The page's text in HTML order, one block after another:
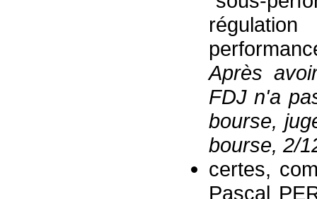
Après
FDJ n'a
bourse,
bourse, 2/
certes,
Pascal